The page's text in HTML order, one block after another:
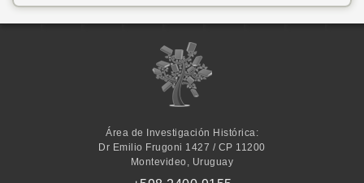
m
a
g
n
P
u
b
l
i
Área de Investigación Histórica:
Dr Emilio Frugoni 1427 / CP 11200
Montevideo, Uruguay